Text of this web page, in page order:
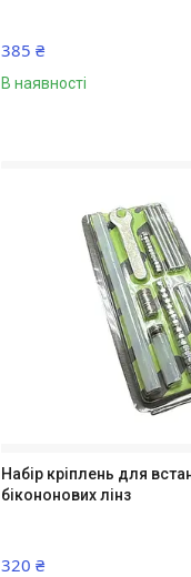
385 ₴
В наявності
Набір кріплень для
бікононових лінз
320 ₴